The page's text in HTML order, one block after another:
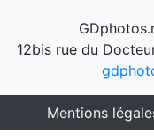
12bis rue du
Mentions